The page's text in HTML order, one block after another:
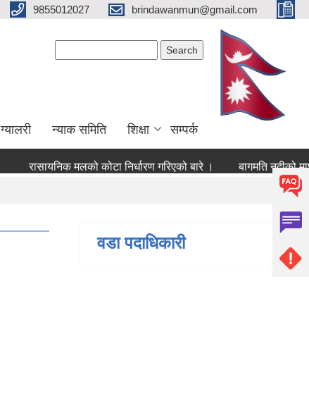
9855012027 brindawanmun@gmail.com
ग्यालरी न्याक समिति शिक्षा सम्पर्क
रासायनिक मलको कोटा निर्धारण गरिएको बारे । बागमति नदीको
वडा पदाधिकारी